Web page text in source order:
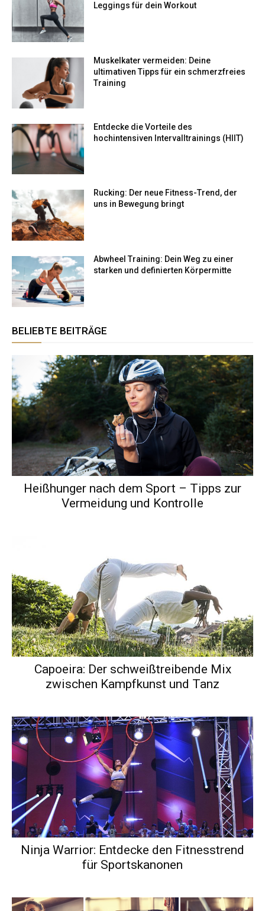
Leggings für dein Workout
Muskelkater vermeiden: Deine
ultimativen Tipps für ein schmerzfreies
Training
Entdecke die Vorteile des
hochintensiven Intervalltrainings (HIIT)
Rucking: Der neue Fitness-Trend, der
uns in Bewegung bringt
Abwheel Training: Dein Weg zu einer
starken und definierten Körpermitte
BELIEBTE BEITRÄGE
Heißhunger nach dem Sport – Tipps zur
Vermeidung und Kontrolle
Capoeira: Der schweißtreibende Mix
zwischen Kampfkunst und Tanz
Ninja Warrior: Entdecke den Fitnesstrend
für Sportskanonen